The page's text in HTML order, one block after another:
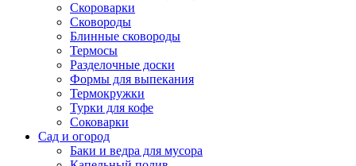
Скороварки
Сковороды
Блинные сковороды
Термосы
Разделочные доски
Формы для выпекания
Термокружки
Турки для кофе
Соковарки
Сад и огород
Баки и ведра для мусора